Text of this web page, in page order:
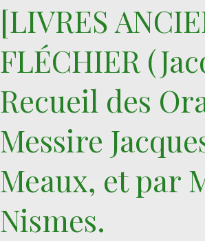
‎[LIVRES
FLÉCHIER
‎Recueil des
Messire
Meaux, et par
Nismes. ‎